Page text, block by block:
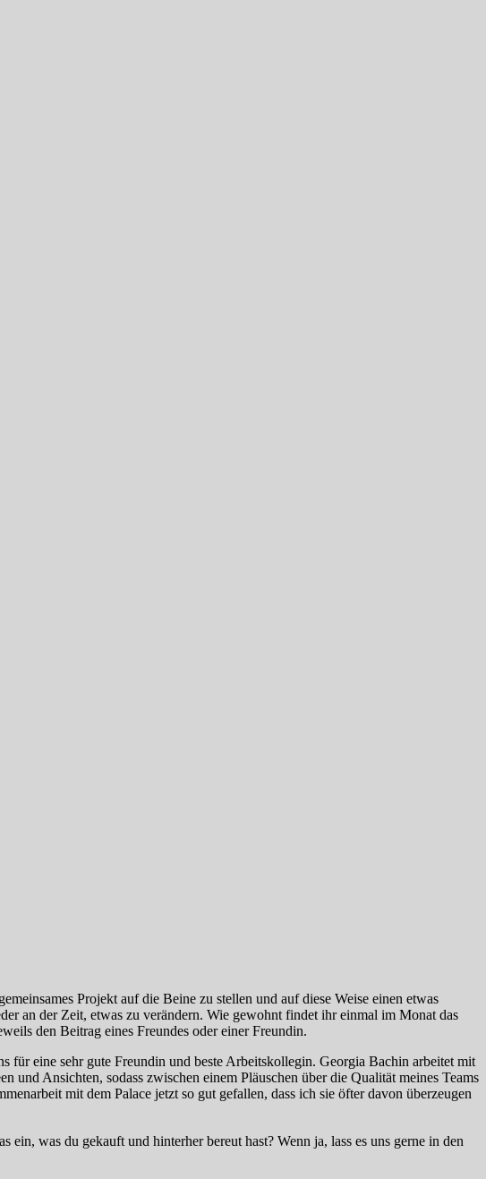
Projekt auf die Beine zu stellen und auf diese Weise einen etwas
an der Zeit, etwas zu verändern. Wie gewohnt findet ihr einmal im Monat das
den Beitrag eines Freundes oder einer Freundin.
für eine sehr gute Freundin und beste Arbeitskollegin. Georgia Bachin arbeitet mit
Ansichten, sodass zwischen einem Pläuschen über die Qualität meines Teams
mit dem Palace jetzt so gut gefallen, dass ich sie öfter davon überzeugen
was du gekauft und hinterher bereut hast? Wenn ja, lass es uns gerne in den